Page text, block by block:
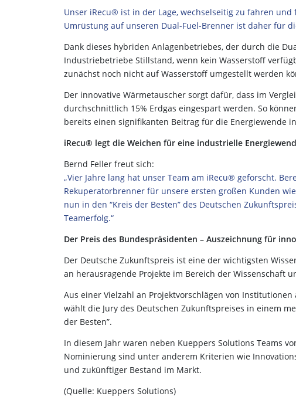
Unser iRecu® ist in der Lage, wechselseitig zu fahren
Umrüstung auf unseren Dual-Fuel-Brenner ist daher für
Dank dieses hybriden Anlagenbetriebes, der durch die
Industriebetriebe Stillstand, wenn kein Wasserstoff
zunächst noch nicht auf Wasserstoff umgestellt werden
Der innovative Wärmetauscher sorgt dafür, dass im
durchschnittlich 15% Erdgas eingespart werden. So
bereits einen signifikanten Beitrag für die Energiewende
iRecu® legt die Weichen für eine industrielle
Bernd Feller freut sich:
„Vier Jahre lang hat unser Team am iRecu® geforscht.
Rekuperatorbrenner für unsere ersten großen Kunden
nun in den “Kreis der Besten” des Deutschen
Teamerfolg.“
Der Preis des Bundespräsidenten – Auszeichnung für
Der Deutsche Zukunftspreis ist eine der wichtigsten
an herausragende Projekte im Bereich der Wissenschaft
Aus einer Vielzahl an Projektvorschlägen von
wählt die Jury des Deutschen Zukunftspreises in einem
der Besten”.
In diesem Jahr waren neben Kueppers Solutions Teams
Nominierung sind unter anderem Kriterien wie
und zukünftiger Bestand im Markt.
(Quelle: Kueppers Solutions)